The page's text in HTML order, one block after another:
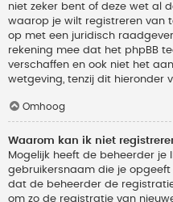
niet zeker bent of deze wet al
waarop je wilt registreren van
op met een juridisch
rekening mee dat het phpBB
verschaffen en ook niet het
wetgeving, tenzij dit hieronder
Omhoog
Waarom kan ik niet
Mogelijk heeft de beheerder je
gebruikersnaam die je opgeeft
dat de beheerder de
om zo de registratie van